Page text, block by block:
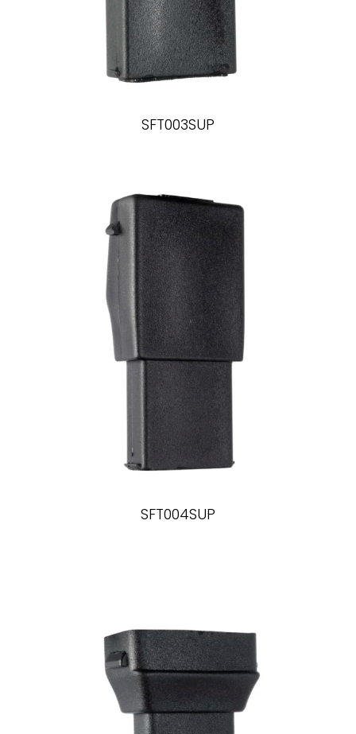
SFT003SUP
SFT004SUP